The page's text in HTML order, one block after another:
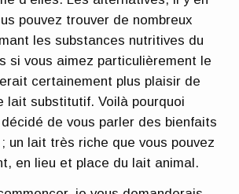
pouvez trouver de nombreux
les substances nutritives du
si vous aimez particulièrement le
certainement plus plaisir de
lait substitutif. Voilà pourquoi
décidé de vous parler des bienfaits
un lait très riche que vous pouvez
en lieu et place du lait animal.